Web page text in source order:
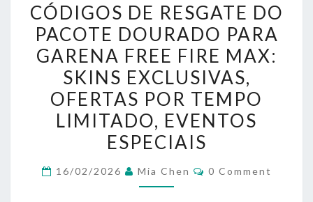
DE
RESGATE
DO
PACOTE
DOURADO
PARA
GARENA
FREE
FIRE
MAX:
CÓDIGOS DE RESGATE DO
PACOTE DOURADO PARA
GARENA FREE FIRE MAX:
SKINS EXCLUSIVAS,
OFERTAS POR TEMPO
LIMITADO, EVENTOS
ESPECIAIS
16/02/2026 Mia Chen Comments
0 Comment